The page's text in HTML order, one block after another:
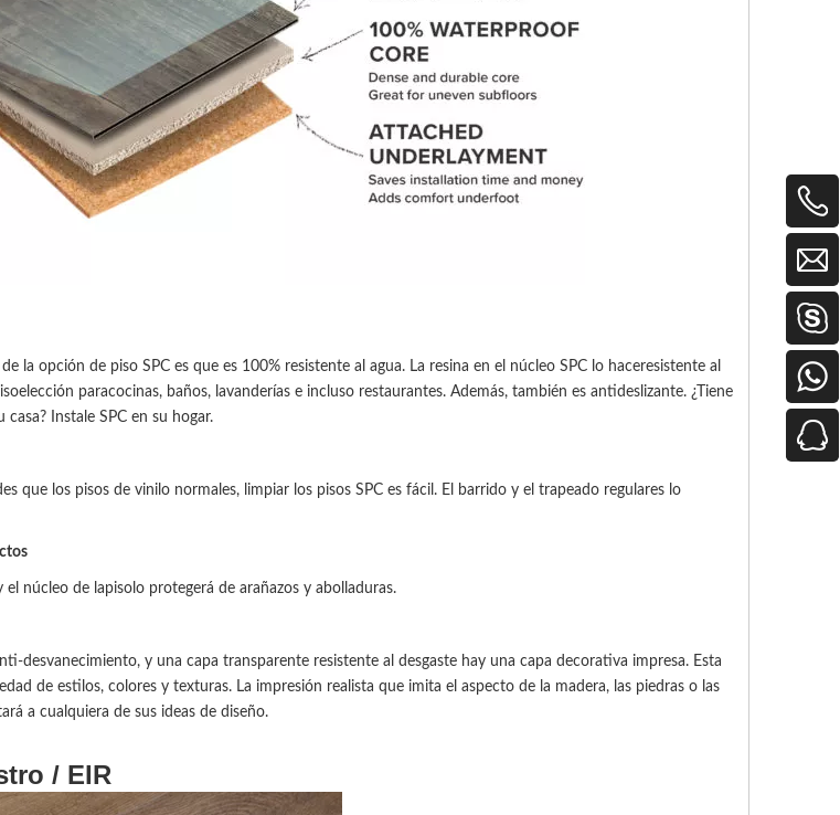
la opción de piso SPC es que es 100% resistente al agua. La resina en el núcleo SPC lo haceresistente al
elección paracocinas, baños, lavanderías e incluso restaurantes. Además, también es antideslizante. ¿Tiene
Instale SPC en su hogar.
que los pisos de vinilo normales, limpiar los pisos SPC es fácil. El barrido y el trapeado regulares lo
el núcleo de lapiso lo protegerá de arañazos y abolladuras.
desvanecimiento, y una capa transparente resistente al desgaste hay una capa decorativa impresa. Esta
de estilos, colores y texturas. La impresión realista que imita el aspecto de la madera, las piedras o las
a cualquiera de sus ideas de diseño.
/ EIR